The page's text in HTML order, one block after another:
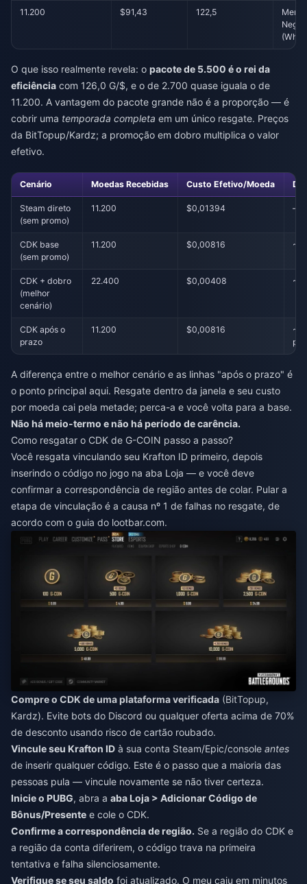
11.200 $91,43 122,5
Negro
O que isso realmente revela: o pacote de 5.500 é o rei da
eficiência com 126,0 G/$, e o de 2.700 quase iguala o de
11.200. A vantagem do pacote grande não é a proporção — é
cobrir uma temporada completa em um único resgate. Preços
da BitTopup/Kardz; a promoção em dobro multiplica o valor
efetivo.
Cenário Moedas Recebidas Custo Efetivo/Moeda
Steam direto
(sem promo)
11.200 $0,01394 —
CDK base
(sem promo)
11.200 $0,00816
CDK + dobro
(melhor
cenário)
22.400 $0,00408
CDK após o
prazo
11.200 $0,00816
A diferença entre o melhor cenário e as linhas "após o prazo" é
o ponto principal aqui. Resgate dentro da janela e seu custo
por moeda cai pela metade; perca-a e você volta para a base.
Não há meio-termo e não há período de carência.
Como resgatar o CDK de G-COIN passo a passo?
Você resgata vinculando seu Krafton ID primeiro, depois
inserindo o código no jogo na aba Loja — e você deve
confirmar a correspondência de região antes de colar. Pular a
etapa de vinculação é a causa nº 1 de falhas no resgate, de
acordo com o guia do lootbar.com.
Compre o CDK de uma plataforma verificada (BitTopup,
Kardz). Evite bots do Discord ou qualquer oferta acima de 70%
de desconto usando risco de cartão roubado.
Vincule seu Krafton ID à sua conta Steam/Epic/console antes
de inserir qualquer código. Este é o passo que a maioria das
pessoas pula — vincule novamente se não tiver certeza.
Inicie o PUBG, abra a aba Loja > Adicionar Código de
Bônus/Presente e cole o CDK.
Confirme a correspondência de região. Se a região do CDK e
a região da conta diferirem, o código trava na primeira
tentativa e falha silenciosamente.
Verifique se seu saldo foi atualizado. O meu caiu em minutos